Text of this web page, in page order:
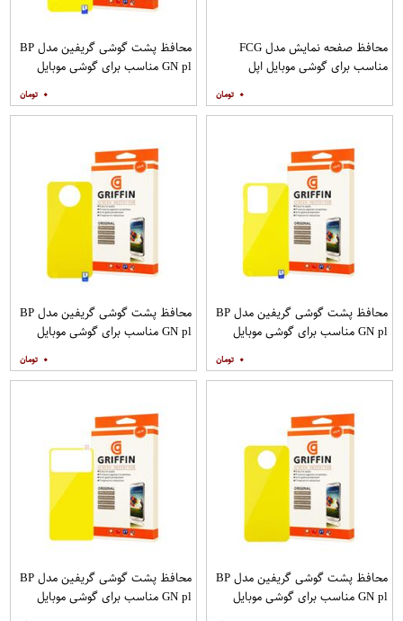
محافظ صفحه نمایش مدل FCG
مناسب برای گوشی موبایل اپل
۰
محافظ پشت گوشی گریفین مدل BP
GN pl مناسب برای گوشی موبایل
۰
محافظ پشت گوشی گریفین مدل BP
GN pl مناسب برای گوشی موبایل
۰
محافظ پشت گوشی گریفین مدل BP
GN pl مناسب برای گوشی موبایل
۰
محافظ پشت گوشی گریفین مدل BP
GN pl مناسب برای گوشی موبایل
محافظ پشت گوشی گریفین مدل BP
GN pl مناسب برای گوشی موبایل